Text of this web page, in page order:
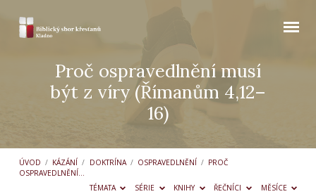
Proč ospravedlnění musí
být z víry (Římanům 4,12–
16)
ÚVOD / KÁZÁNÍ / DOKTRÍNA / OSPRAVEDLNĚNÍ / PROČ
OSPRAVEDLNĚNÍ…
TÉMATA
SÉRIE KNIHY ŘEČNÍCI MĚSÍCE